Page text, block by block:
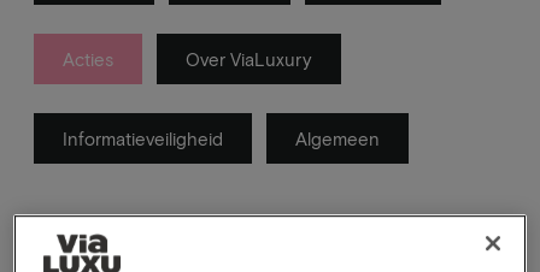
Acties Over ViaLuxury
Informatieveiligheid Algemeen
Hier tref je de FAQ van lopende acties